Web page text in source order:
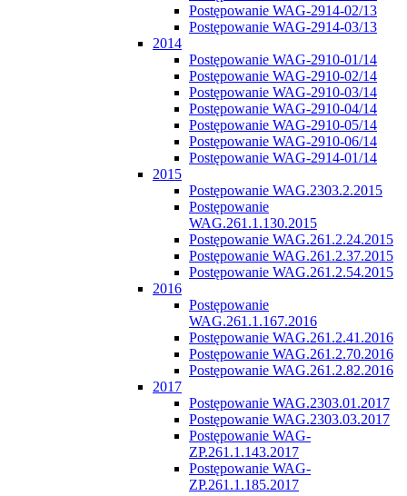
Postępowanie WAG-2914-02/13
Postępowanie WAG-2914-03/13
2014
Postępowanie WAG-2910-01/14
Postępowanie WAG-2910-02/14
Postępowanie WAG-2910-03/14
Postępowanie WAG-2910-04/14
Postępowanie WAG-2910-05/14
Postępowanie WAG-2910-06/14
Postępowanie WAG-2914-01/14
2015
Postępowanie WAG.2303.2.2015
Postępowanie
WAG.261.1.130.2015
Postępowanie WAG.261.2.24.2015
Postępowanie WAG.261.2.37.2015
Postępowanie WAG.261.2.54.2015
2016
Postępowanie
WAG.261.1.167.2016
Postępowanie WAG.261.2.41.2016
Postępowanie WAG.261.2.70.2016
Postępowanie WAG.261.2.82.2016
2017
Postępowanie WAG.2303.01.2017
Postępowanie WAG.2303.03.2017
Postępowanie WAG-
ZP.261.1.143.2017
Postępowanie WAG-
ZP.261.1.185.2017